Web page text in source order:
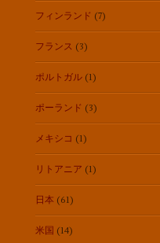
フィンランド (7)
フランス (3)
ポルトガル (1)
ポーランド (3)
メキシコ (1)
リトアニア (1)
日本 (61)
米国 (14)